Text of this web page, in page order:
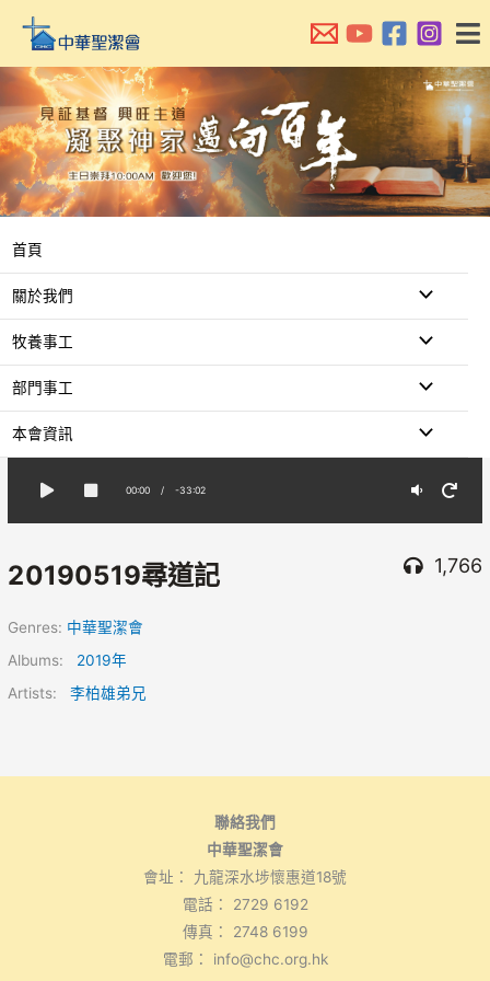
主
內
容
首頁
關於我們
牧養事工
部門事工
本會資訊
00:00 / -33:02
20190519尋道記 1,766
Genres: 中華聖潔會
Albums: 2019年
Artists:李柏雄弟兄
聯絡我們
中華聖潔會
會址： 九龍深水埗懷惠道18號
電話： 2729 6192
傳真： 2748 6199
電郵： info@chc.org.hk